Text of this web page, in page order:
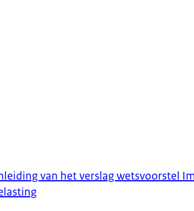
van het verslag wetsvoorstel